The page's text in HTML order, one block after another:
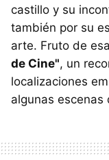
castillo y su
también por su
arte. Fruto de
de Cine", un
localizaciones
algunas escenas